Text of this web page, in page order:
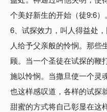
个美好新生的开始（徒9:6）
6、试探效力，叫人得益处
人给予父亲般的怜悯。那些
顾。当一个圣徒在试探的鞭
施以怜悯。当撒旦使一个灵
也这样感叹道，各样的试探
甜蜜的方式将自己彰显在这